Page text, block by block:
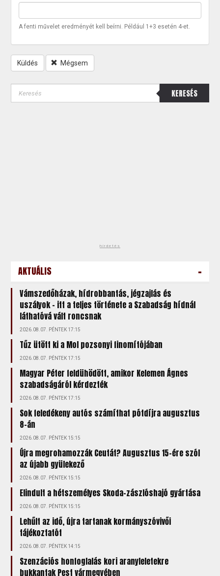
A fenti művelet eredményét kell beírni. Például 1+3 esetén 4-et.
Küldés Mégsem
KERESÉS
hirdetés
AKTUÁLIS -
Vámszedőházak, hídrobbantás, jégzajlás és
uszályok – itt a teljes története a Szabadság hídnál
láthatóvá vált roncsnak
2026.08.07. PÉNTEK 17:15
Tűz ütött ki a Mol pozsonyi finomítójában
2026.08.07. PÉNTEK 17:15
Magyar Péter feldühödött, amikor Kelemen Ágnes
szabadságáról kérdezték
2026.08.07. PÉNTEK 17:15
Sok feledékeny autós számíthat pótdíjra augusztus
8-án
2026.08.07. PÉNTEK 15:15
Újra megrohamozzák Ceutát? Augusztus 15-ére szól
az újabb gyülekező
2026.08.07. PÉNTEK 15:15
Elindult a hétszemélyes Skoda-zászlóshajó gyártása
2026.08.07. PÉNTEK 15:15
Lehűlt az idő, újra tartanak kormányszóvivői
tájékoztatót
2026.08.07. PÉNTEK 14:15
Szenzációs honfoglalás kori aranyleletekre
bukkantak Pest vármegyében